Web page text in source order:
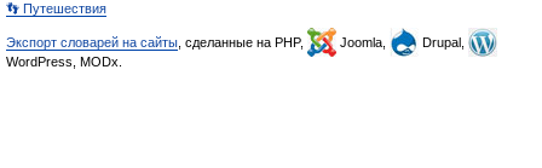
👣 Путешествия
Экспорт словарей на сайты , сделанные на PHP, Joomla,
Drupal,
WordPress, MODx.